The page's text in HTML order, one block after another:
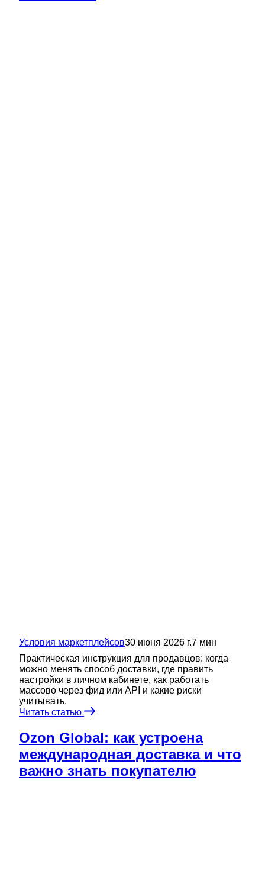
Условия маркетплейсов30 июня 2026 г.7 мин
Практическая инструкция для продавцов: когда
можно менять способ доставки, где править
настройки в личном кабинете, как работать
массово через фид или API и какие риски
учитывать.
Читать статью
Ozon Global: как устроена
международная доставка и что
важно знать покупателю